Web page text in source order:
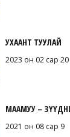
УХААНТ ТУУЛАЙ
2023 он 02 сар 20
МААМУУ –
2021 он 08 сар 9